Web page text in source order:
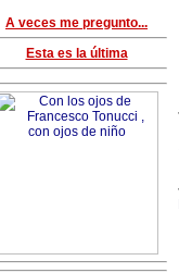
A veces me pregunto...
Esta es la última